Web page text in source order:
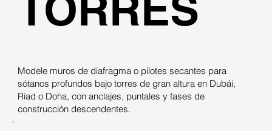
Modele muros de diafragma o pilotes secantes para
sótanos profundos bajo torres de gran altura en Dubái,
Riad o Doha, con anclajes, puntales y fases de
construcción descendentes.